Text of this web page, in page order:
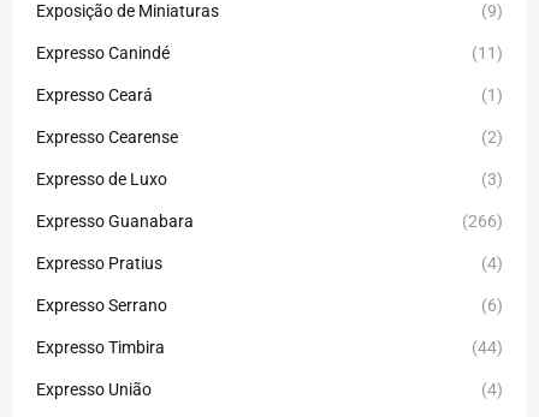
Exposição de Miniaturas (9)
Expresso Canindé (11)
Expresso Ceará (1)
Expresso Cearense (2)
Expresso de Luxo (3)
Expresso Guanabara (266)
Expresso Pratius (4)
Expresso Serrano (6)
Expresso Timbira (44)
Expresso União (4)